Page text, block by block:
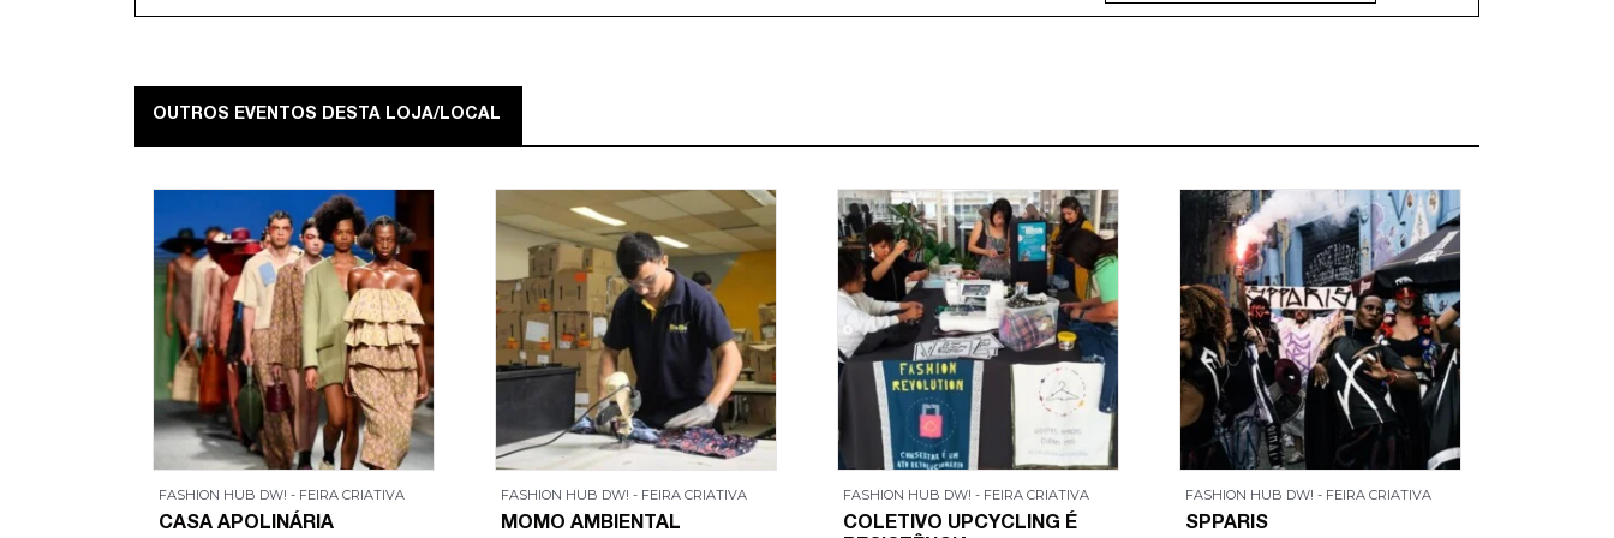
OUTROS EVENTOS DESTA LOJA/LOCAL
FASHION HUB DW! - FEIRA CRIATIVA
CASA APOLINÁRIA
FASHION HUB DW! - FEIRA CRIATIVA
MOMO AMBIENTAL
FASHION HUB DW! - FEIRA CRIATIVA
COLETIVO UPCYCLING É
FASHION HUB DW! - FEIRA CRIATIVA
SPPARIS